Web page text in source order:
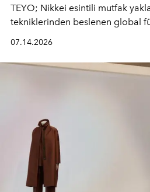
TEYO; Nikkei esintili mutfak
tekniklerinden beslenen global
07.14.2026